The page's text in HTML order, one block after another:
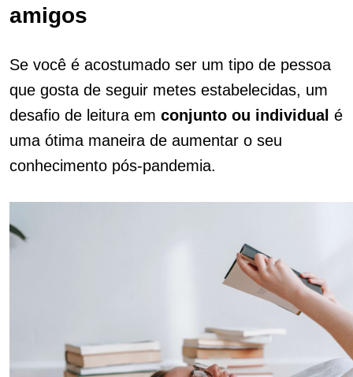
amigos
Se você é acostumado ser um tipo de pessoa
que gosta de seguir metes estabelecidas, um
desafio de leitura em conjunto ou individual é
uma ótima maneira de aumentar o seu
conhecimento pós-pandemia.